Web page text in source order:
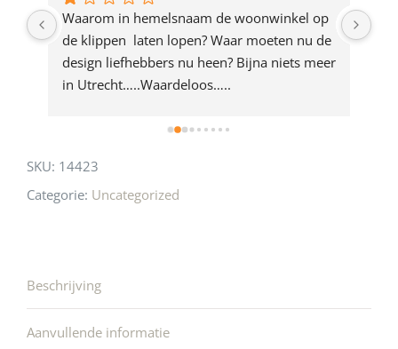
productWaarom in hemelsnaam de woonwinkel op
de klippen  laten lopen? Waar moeten nu de
design liefhebbers nu heen? Bijna niets meer
in Utrecht…..Waardeloos…..
SKU: 14423
Categorie: Uncategorized
Beschrijving
Aanvullende informatie